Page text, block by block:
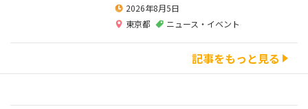
2026年8月5日
東京都
ニュース・イベント
記事をもっと見る